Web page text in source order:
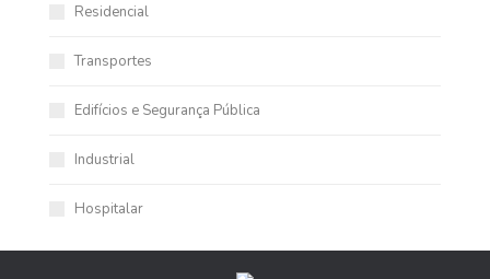
Residencial
Transportes
Edifícios e Segurança Pública
Industrial
Hospitalar